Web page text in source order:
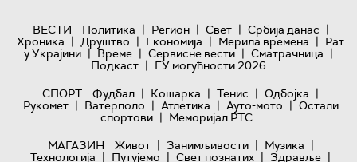
ВЕСТИ Политика | Регион | Свет | Србија данас |
Хроника | Друштво | Економија | Мерила времена | Рат
у Украјини | Време | Сервисне вести | Сматрачница |
Подкаст | ЕУ могућности 2026
СПОРТ
Фудбал | Кошарка | Тенис | Одбојка |
Рукомет | Ватерполо | Атлетика | Ауто-мото | Остали
спортови | Меморијал РТС
МАГАЗИН
Живот | Занимљивости | Музика |
Технологијa | Путујемо | Свет познатих | Здравље |